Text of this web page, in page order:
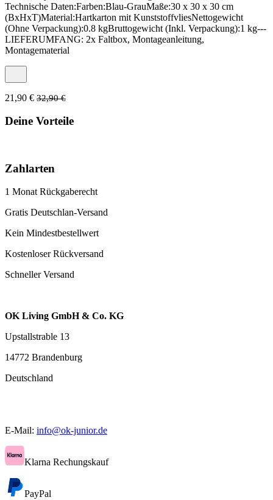
Technische Daten:Farben:Blau-GrauMaße:30 x 30 x 30 cm
(BxHxT)Material:Hartkarton mit KunststoffvliesNettogewicht
(Ohne Verpackung):0.8 kgBruttogewicht (Inkl. Verpackung):1 kg---
LIEFERUMFANG: 2x Faltbox, Montageanleitung,
Montagematerial
21,90 € 32,90 €
Deine Vorteile
Zahlarten
1 Monat Rückgaberecht
Gratis Deutschlan-Versand
Kein Mindestbestellwert
Kostenloser Rückversand
Schneller Versand
OK Living GmbH & Co. KG
Upstallstrable 13
14772 Brandenburg
Deutschland
E-Mail: info@ok-junior.de
Klarna Rechungskauf
PayPal